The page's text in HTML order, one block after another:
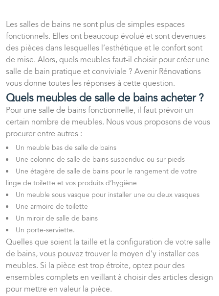
Les salles de bains ne sont plus de simples espaces
fonctionnels. Elles ont beaucoup évolué et sont devenues
des pièces dans lesquelles l’esthétique et le confort sont
de mise. Alors, quels meubles faut-il choisir pour créer une
salle de bain pratique et conviviale ? Avenir Rénovations
vous donne toutes les réponses à cette question.
Quels meubles de salle de bains acheter ?
Pour une salle de bains fonctionnelle, il faut prévoir un
certain nombre de meubles. Nous vous proposons de vous
procurer entre autres :
Un meuble bas de salle de bains
Une colonne de salle de bains suspendue ou sur pieds
Une étagère de salle de bains pour le rangement de votre
linge de toilette et vos produits d’hygiène
Un meuble sous vasque pour installer une ou deux vasques
Une armoire de toilette
Un miroir de salle de bains
Un porte-serviette.
Quelles que soient la taille et la configuration de votre salle
de bains, vous pouvez trouver le moyen d’y installer ces
meubles. Si la pièce est trop étroite, optez pour des
ensembles complets en veillant à choisir des articles design
pour mettre en valeur la pièce.